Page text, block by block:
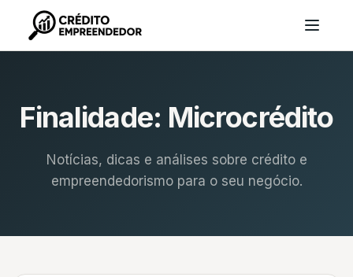
Finalidade: Microcrédito
Notícias, dicas e análises sobre crédito e
empreendedorismo para o seu negócio.